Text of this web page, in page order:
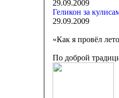
29.09.2009
Геликон за
29.09.2009
«Как я провёл
По доброй